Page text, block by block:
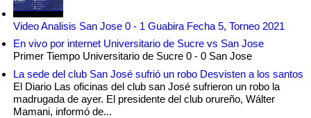
Video Analisis San Jose 0 - 1 Guabira Fecha 5, Torneo 2021
En vivo por internet Universitario de Sucre vs San Jose
Primer Tiempo Universitario de Sucre 0 - 0 San Jose
La sede del club San José sufrió un robo Desvisten a los santos
El Diario Las oficinas del club san José sufrieron un robo la
madrugada de ayer. El presidente del club orureño, Wálter
Mamani, informó de...